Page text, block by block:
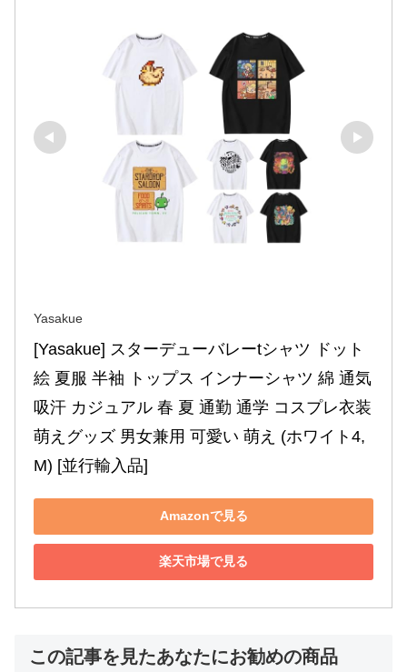
Yasakue
[Yasakue] スターデューバレーtシャツ ドット
絵 夏服 半袖 トップス インナーシャツ 綿 通気
吸汗 カジュアル 春 夏 通勤 通学 コスプレ衣装
萌えグッズ 男女兼用 可愛い 萌え (ホワイト4,
M) [並行輸入品]
Amazonで見る
楽天市場で見る
この記事を見たあなたにお勧めの商品